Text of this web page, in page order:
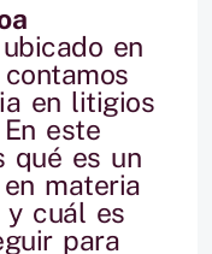
en
en litigios
este
qué es un
materia
y cuál es
para